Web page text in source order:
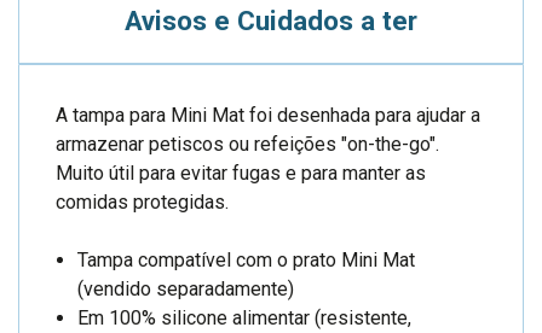
Avisos e Cuidados a ter
A tampa para Mini Mat foi desenhada para ajudar a
armazenar petiscos ou refeições "on-the-go".
Muito útil para evitar fugas e para manter as
comidas protegidas.
Tampa compatível com o prato Mini Mat
(vendido separadamente)
Em 100% silicone alimentar (resistente,